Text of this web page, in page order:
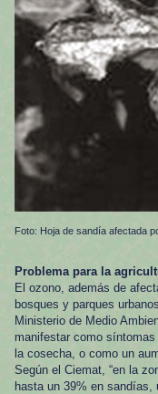
Foto: Hoja de sandía afectada
Problema para la
El ozono, además de
bosques y parques
Ministerio de Medio
manifestar como
la cosecha, o como un
Según el Ciemat, “en la
hasta un 39% en sandías,